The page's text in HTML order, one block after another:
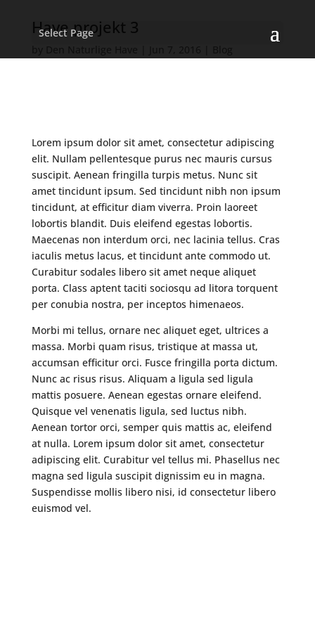
Select Page
Have projekt 3
Lorem ipsum dolor sit amet, consectetur adipiscing
elit. Nullam pellentesque purus nec mauris cursus
suscipit. Aenean fringilla turpis metus. Nunc sit
amet tincidunt ipsum. Sed tincidunt nibh non ipsum
tincidunt, at efficitur diam viverra. Proin laoreet
lobortis blandit. Duis eleifend egestas lobortis.
Maecenas non interdum orci, nec lacinia tellus. Cras
iaculis metus lacus, et tincidunt ante commodo ut.
Curabitur sodales libero sit amet neque aliquet
porta. Class aptent taciti sociosqu ad litora torquent
per conubia nostra, per inceptos himenaeos.
Morbi mi tellus, ornare nec aliquet eget, ultrices a
massa. Morbi quam risus, tristique at massa ut,
accumsan efficitur orci. Fusce fringilla porta dictum.
Nunc ac risus risus. Aliquam a ligula sed ligula
mattis posuere. Aenean egestas ornare eleifend.
Quisque vel venenatis ligula, sed luctus nibh.
Aenean tortor orci, semper quis mattis ac, eleifend
at nulla. Lorem ipsum dolor sit amet, consectetur
adipiscing elit. Curabitur vel tellus mi. Phasellus nec
magna sed ligula suscipit dignissim eu in magna.
Suspendisse mollis libero nisi, id consectetur libero
euismod vel.